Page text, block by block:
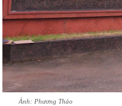
Ảnh: Phương Thảo